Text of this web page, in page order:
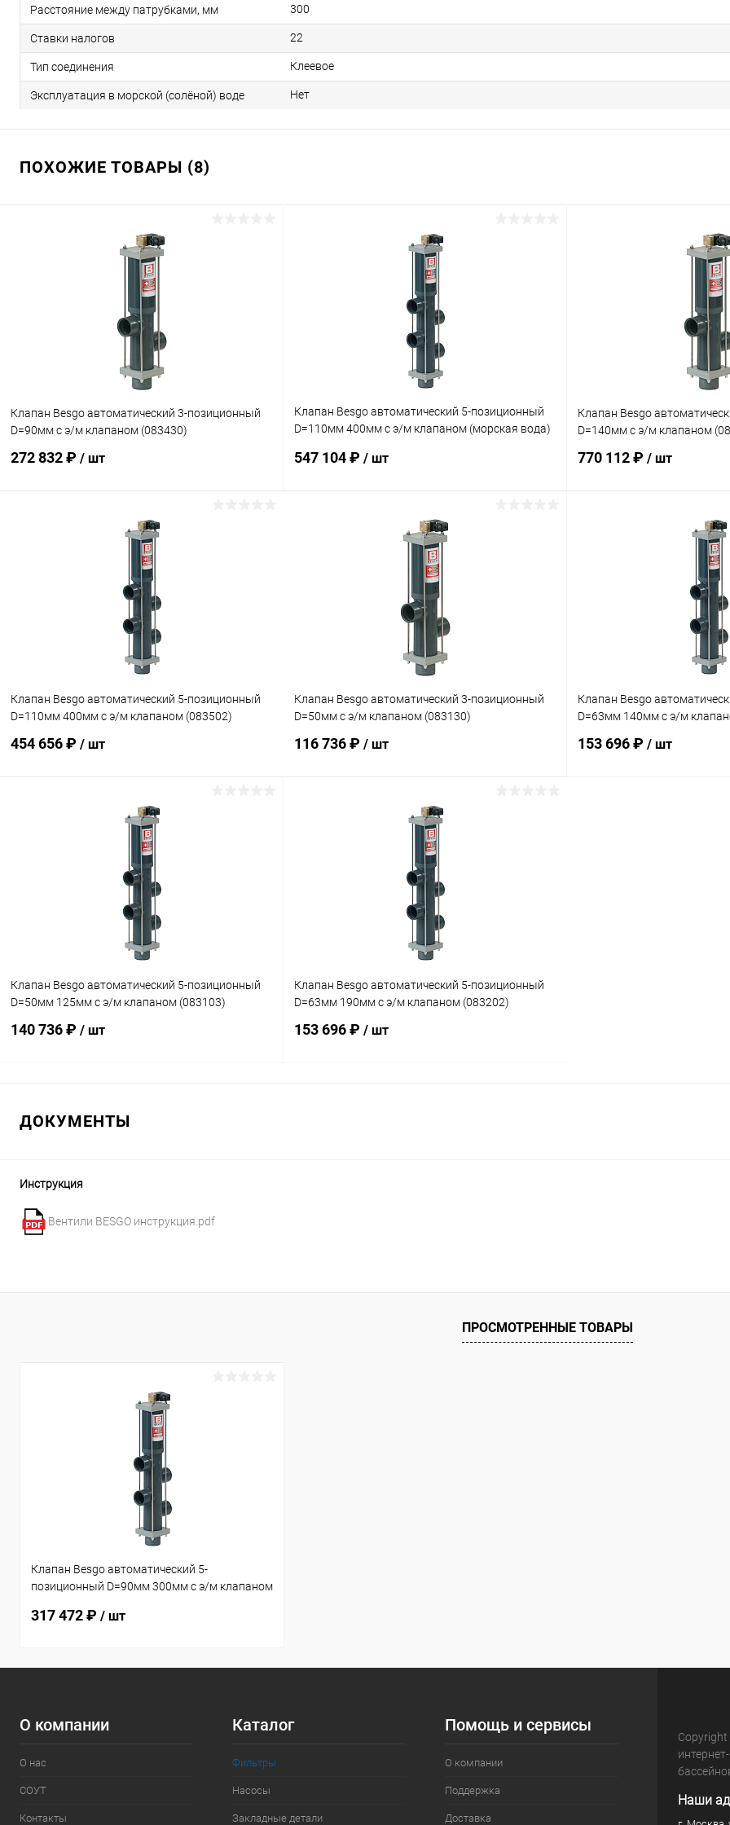
Расстояние между патрубками, мм 300
Ставки налогов 22
Тип соединения Клеевое
Эксплуатация в морской (солёной) воде Нет
ПОХОЖИЕ ТОВАРЫ (8)
Клапан Besgo автоматический 3-позиционный
D=90мм с э/м клапаном (083430)
272 832 ₽ / шт
В корзину
Клапан Besgo автоматический 5-позиционный
D=110мм 400мм с э/м клапаном (морская вода)
547 104 ₽ / шт
В корзину
Клапан Besgo
D=140мм с э/м клапаном
770 112 ₽ / шт
В
Клапан Besgo автоматический 5-позиционный
D=110мм 400мм с э/м клапаном (083502)
454 656 ₽ / шт
В корзину
Клапан Besgo автоматический 3-позиционный
D=50мм с э/м клапаном (083130)
116 736 ₽ / шт
В корзину
Клапан Besgo
D=63мм 140мм с э/м
153 696 ₽ / шт
Клапан Besgo автоматический 5-позиционный
D=50мм 125мм с э/м клапаном (083103)
140 736 ₽ / шт
Клапан Besgo автоматический 5-позиционный
D=63мм 190мм с э/м клапаном (083202)
153 696 ₽ / шт
ДОКУМЕНТЫ
Инструкция
Вентили BESGO инструкция.pdf
ПРОСМОТРЕННЫЕ ТОВАРЫ
Клапан Besgo автоматический 5-
позиционный D=90мм 300мм с э/м клапаном
317 472 ₽ / шт
О компании
О нас
СОУТ
Контакты
Каталог
Фильтры
Насосы
Закладные детали
Помощь и сервисы
О компании
Поддержка
Доставка
Наши